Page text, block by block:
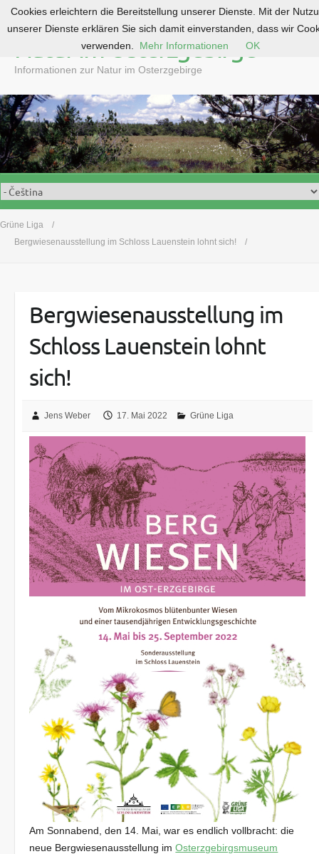
o
c
o
n
e
n
Natur im Osterzgebirge
Informationen zur Natur im Osterzgebirge
Grüne Liga
Bergwiesenausstellung im Schloss Lauenstein lohnt sich!
Bergwiesenausstellung im
Schloss Lauenstein lohnt
sich!
Jens Weber 17. Mai 2022 Grüne Liga
Am Sonnabend, den 14. Mai, war es endlich vollbracht: die
neue Bergwiesenausstellung imOsterzgebirgsmuseum
Cookies erleichtern die Bereitstellung unserer Dienste. Mit der
unserer Dienste erklären Sie sich damit einverstanden, dass wir
verwenden.
Mehr Informationen OK